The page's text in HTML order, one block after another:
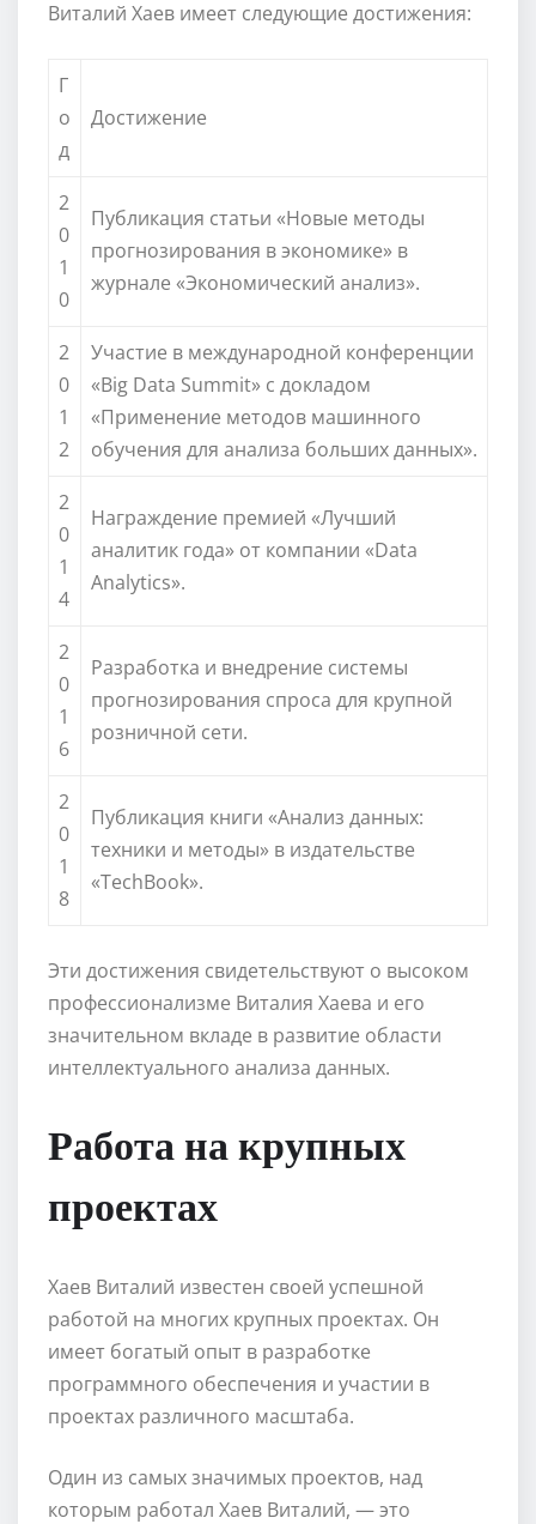
Виталий Хаев имеет следующие достижения:
Г
о
д
Достижение
2
0
1
0
Публикация статьи «Новые методы
прогнозирования в экономике» в
журнале «Экономический анализ».
2
0
1
2
Участие в международной конференции
«Big Data Summit» с докладом
«Применение методов машинного
обучения для анализа больших данных».
2
0
1
4
Награждение премией «Лучший
аналитик года» от компании «Data
Analytics».
2
0
1
6
Разработка и внедрение системы
прогнозирования спроса для крупной
розничной сети.
2
0
1
8
Публикация книги «Анализ данных:
техники и методы» в издательстве
«TechBook».
Эти достижения свидетельствуют о высоком
профессионализме Виталия Хаева и его
значительном вкладе в развитие области
интеллектуального анализа данных.
Работа на крупных
проектах
Хаев Виталий известен своей успешной
работой на многих крупных проектах. Он
имеет богатый опыт в разработке
программного обеспечения и участии в
проектах различного масштаба.
Один из самых значимых проектов, над
которым работал Хаев Виталий, — это